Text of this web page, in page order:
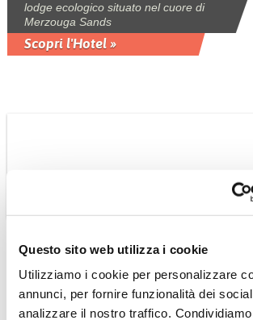
Questo sito web utilizza i cookie
Utilizziamo i cookie per personalizzare
annunci, per fornire funzionalità dei
analizzare il nostro traffico.
lodge ecologico situato nel cuore di
Merzouga Sands
Scopri l'Hotel »
MAROCCO
Kasbah Tamadot 5*
Virtuoso hotel 5* situato ad Asni ai piedi
delle montagne dell'Atlante 40km da